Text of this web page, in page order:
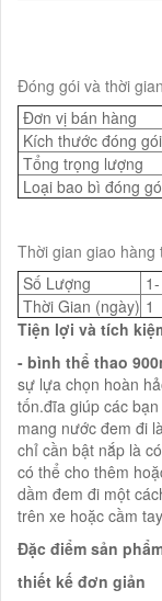
Đóng gói và thời
Đơn vị bán hàng
Kích thước đóng
Tổng trọng lượng
Loại bao bì đóng
Thời gian giao hàng
Số Lượng
Thời Gian (ngày) 1
Tiện lợi và tích
- bình thể thao
sự lựa chọn hoàn
tốn.đĩa giúp các
mang nước đem đi
chỉ cần bật nắp là
có thể cho thêm
dầm đem đi một
trên xe hoặc cầm
Đặc điểm sản
thiết kế đơn giản